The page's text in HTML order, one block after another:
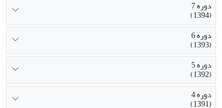
دوره 7
(1394)
دوره 6
(1393)
دوره 5
(1392)
دوره 4
(1391)